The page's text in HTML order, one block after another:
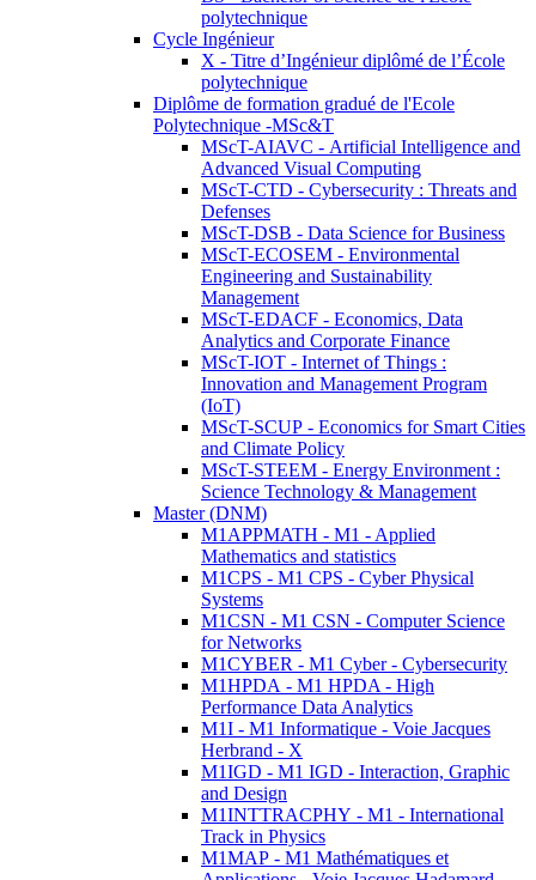
polytechnique
Cycle Ingénieur
X - Titre d’Ingénieur diplômé de l’École
polytechnique
Diplôme de formation gradué de l'Ecole
Polytechnique -MSc&T
MScT-AIAVC - Artificial Intelligence and
Advanced Visual Computing
MScT-CTD - Cybersecurity : Threats and
Defenses
MScT-DSB - Data Science for Business
MScT-ECOSEM - Environmental
Engineering and Sustainability
Management
MScT-EDACF - Economics, Data
Analytics and Corporate Finance
MScT-IOT - Internet of Things :
Innovation and Management Program
(IoT)
MScT-SCUP - Economics for Smart Cities
and Climate Policy
MScT-STEEM - Energy Environment :
Science Technology & Management
Master (DNM)
M1APPMATH - M1 - Applied
Mathematics and statistics
M1CPS - M1 CPS - Cyber Physical
Systems
M1CSN - M1 CSN - Computer Science
for Networks
M1CYBER - M1 Cyber - Cybersecurity
M1HPDA - M1 HPDA - High
Performance Data Analytics
M1I - M1 Informatique - Voie Jacques
Herbrand - X
M1IGD - M1 IGD - Interaction, Graphic
and Design
M1INTTRACPHY - M1 - International
Track in Physics
M1MAP - M1 Mathématiques et